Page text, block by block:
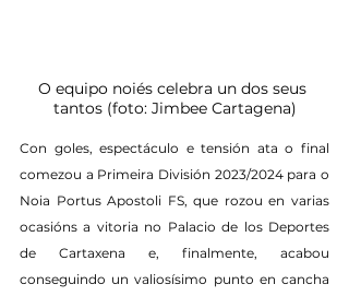
O equipo noiés celebra un dos seus
tantos (foto: Jimbee Cartagena)
Con goles, espectáculo e tensión ata o final
comezou a Primeira División 2023/2024 para o
Noia Portus Apostoli FS, que rozou en varias
ocasións a vitoria no Palacio de los Deportes
de Cartaxena e, finalmente, acabou
conseguindo un valiosísimo punto en cancha